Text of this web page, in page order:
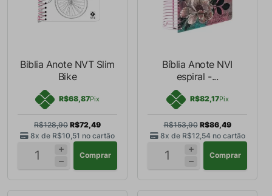
Biblia Anote NVT Slim
Bike
R$68,87Pix
R$128,90 R$72,49
8x de R$10,51 no cartão
Comprar
Bíblia Anote NVI
espiral -...
R$82,17Pix
R$153,90 R$86,49
8x de R$12,54 no cartão
Comprar